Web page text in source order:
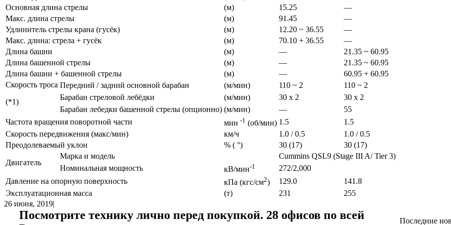
Основная длина стрелы
(м) 15.25
—
Макс. длина стрелы
(м) 91.45
—
Удлинитель стрелы крана (гусёк)
(м) 12.20 ~ 36.55
—
Макс. длина: стрела + гусёк
(м) 70.10 + 36.55
—
Длина башни
(м) —
21.35 ~ 60.95
Длина башенной стрелы
(м) —
21.35 ~ 60.95
Длина башни + башенной стрелы
(м) —
60.95 + 60.95
Скорость троса
(*1)
Передний / задний основной барабан (м/мин) 110 ~ 2
110 ~ 2
Барабан стреловой лебёдки
(м/мин) 30 x 2
30 x 2
Барабан лебедки башенной стрелы (опционно) (м/мин) —
55
Частота вращения поворотной части
мин -1 (об/мин) 1.5
1.5
Скорость передвижения (макс/мин)
км/ч 1.0 / 0.5
1.0 / 0.5
Преодолеваемый уклон
% ( °) 30 (17) 30 (17)
Двигатель
Марка и модель
Cummins QSL9 (Stage III A/ Tier 3)
Номинальная мощность
кВ/мин-1
272/2,000
Давление на опорную поверхность
кПа (кгс/см2) 129.0
141.8
Эксплуатационная масса
(т) 231
255
26 июня, 2019|
Последние
Посмотрите технику лично перед покупкой. 28 офисов по всей